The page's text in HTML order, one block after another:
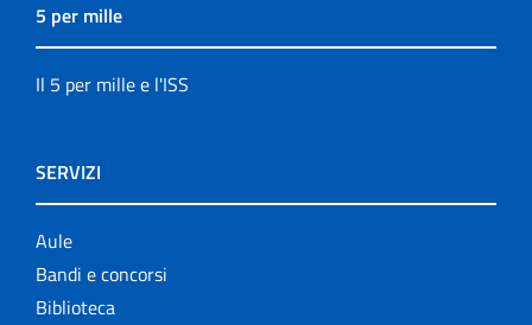
5 per mille
Il 5 per mille e l'ISS
SERVIZI
Aule
Bandi e concorsi
Biblioteca